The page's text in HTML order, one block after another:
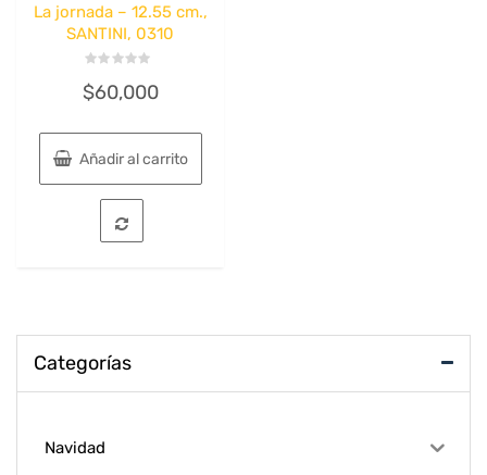
La jornada – 12.55 cm.,
SANTINI, 0310
con
0
5
$60,000
Añadir al carrito
Categorías
Navidad